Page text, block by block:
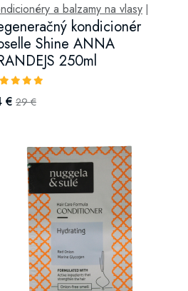
a balzamy na vlasy
kondicionér
Shine ANNA
250ml
€ 29 €